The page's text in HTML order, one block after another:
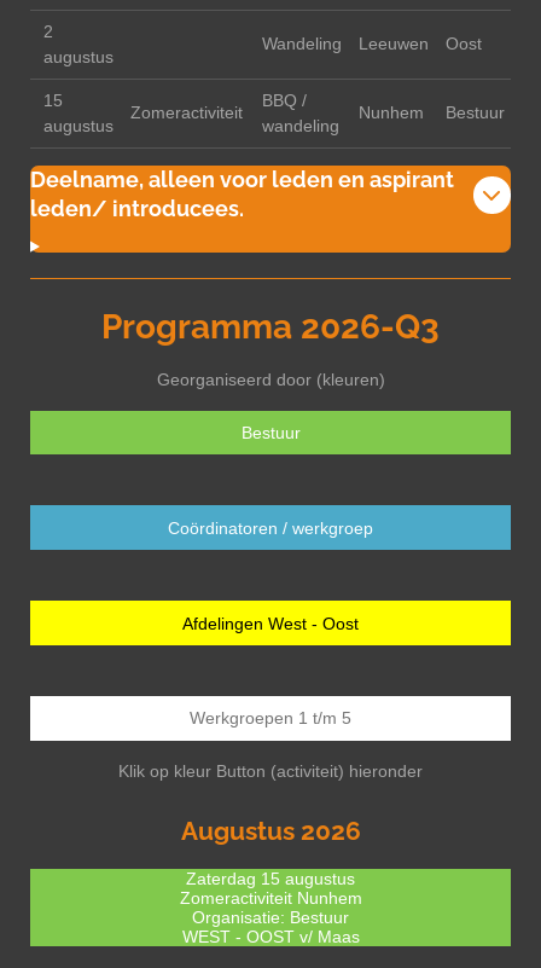
2
augustus
Wandeling Leeuwen Oost
15
augustus
Zomeractiviteit
BBQ /
wandeling
Nunhem Bestuur
Deelname, alleen voor leden en aspirant
leden/ introducees.
Programma 2026-Q3
Georganiseerd door (kleuren)
Bestuur
Coördinatoren / werkgroep
Afdelingen West - Oost
Werkgroepen 1 t/m 5
Klik op kleur Button (activiteit) hieronder
Augustus 2026
Zaterdag 15 augustus
Zomeractiviteit Nunhem
Organisatie: Bestuur
WEST - OOST v/ Maas